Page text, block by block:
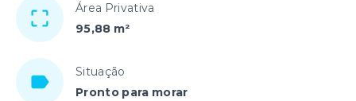
Área Privativa
95,88 m²
Situação
Pronto para morar